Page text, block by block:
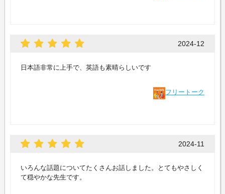
2024-12
日本語非常に上手で、英語も素晴らしいです
フリートーク
2024-11
いろんな話題についてたくさんお話しました。とてもやさしく
て穏やかな先生です。